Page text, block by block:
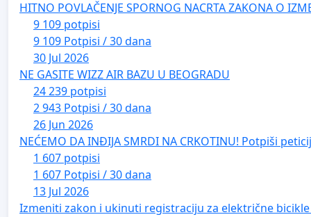
redovno brisati prašinu u stanu
brišite podove vlažnom krpom
svakodnevno tuširanje i pranje kose
svakodnevna promena garderobe i pranje na 60
ne sušiti veš napolju
praktikovati toaletu nosa (ispiranje vodom pod
ukloniti suvišan tekstil iz stana (tepihe, zavese,
posteljinu menjati minimum jednom nedeljno
kupati redovno kućne ljubimce
fizička aktivnost se preporučuje u predvečernjim
koristiti zaštitnu masku kada boravite napolju
ne izlazite napolje kada je vetrovito
HITNO POVLAČENJE SPORNOG NACRTA ZAKONA O
9 109 potpisi
9 109 Potpisi / 30 dana
30 Jul 2026
NE GASITE WIZZ AIR BAZU U BEOGRADU
24 239 potpisi
2 943 Potpisi / 30 dana
26 Jun 2026
NEĆEMO DA INĐIJA SMRDI NA CRKOTINU! Potpiši
1 607 potpisi
1 607 Potpisi / 30 dana
13 Jul 2026
Izmeniti zakon i ukinuti registraciju za električne